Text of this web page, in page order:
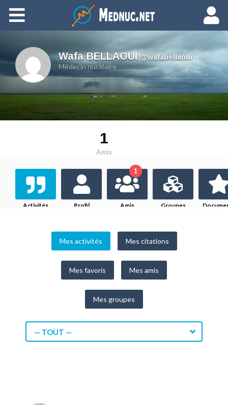
Ajouter du contenu
Wafa BELLAOUI,@wafabellaoui
Médecin nucléaire
1
Amis
Activités Profil Amis
1
Groupes
Mes activités Mes citations
Mes favoris Mes amis
Mes groupes
— TOUT —